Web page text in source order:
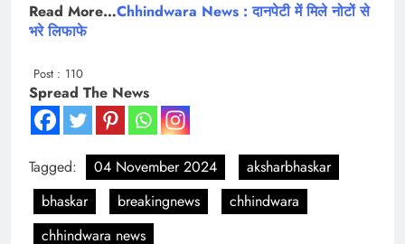
Read More…Chhindwara News : दानपेटी में मिले नोटों से
भरे लिफाफे
Post : 110
Spread The News
Tagged: 04 November 2024
aksharbhaskar
bhaskar
breakingnews
chhindwara
chhindwara news